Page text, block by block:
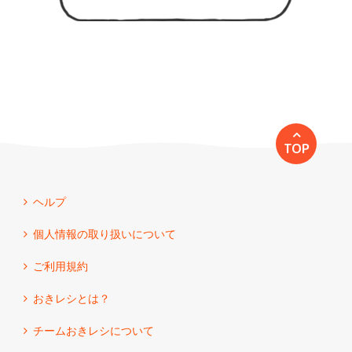
TOP
ヘルプ
個人情報の取り扱いについて
ご利用規約
おきレシとは？
チームおきレシについて